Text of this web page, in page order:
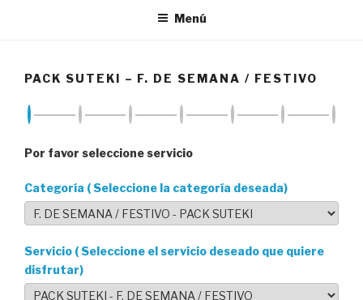
Menú
PACK SUTEKI – F. DE SEMANA / FESTIVO
Por favor seleccione servicio
Categoría ( Seleccione la categoría deseada)
Servicio ( Seleccione el servicio deseado que quiere
disfrutar)